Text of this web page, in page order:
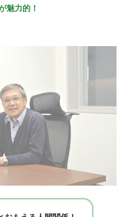
魅力的！